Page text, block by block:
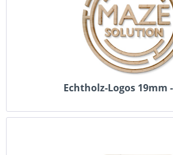
Echtholz-Logos 19mm